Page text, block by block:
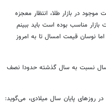
در بازار طلا، انتظار معجزه
مناسب بوده است باید ببینم
نوسان قیمت امسال تا به امروز
نسبت به سال گذشته حدودا نصف
روزهای پایان سال میلادی، می‌گوید: